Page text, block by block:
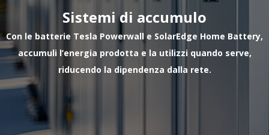
Sistemi di accumulo
Con le batterie Tesla Powerwall e SolarEdge Home Battery,
accumuli l’energia prodotta e la utilizzi quando serve,
riducendo la dipendenza dalla rete.